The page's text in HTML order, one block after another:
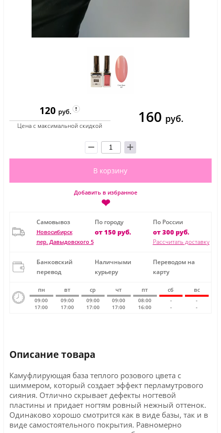
120 руб.
Цена с максимальной скидкой 160 руб.
В корзину
Добавить в избранное
❤
Самовывоз
Новосибирск
пер. Давыдовского 5
По городу
от 150 руб.
По России
от 300 руб.
Рассчитать доставку
Банковский
перевод
Наличными
курьеру
Переводом на
карту
пн вт ср чт пт сб вс
09:00
17:00
09:00
17:00
09:00
17:00
09:00
17:00
08:00
16:00
-
-
-
-
Описание товара
Камуфлирующая база теплого розового цвета с
шиммером, который создает эффект перламутрового
сияния. Отлично скрывает дефекты ногтевой
пластины и придает ногтям ровный нежный оттенок.
Одинаково хорошо смотрится как в виде базы, так и в
виде самостоятельного покрытия. Равномерно